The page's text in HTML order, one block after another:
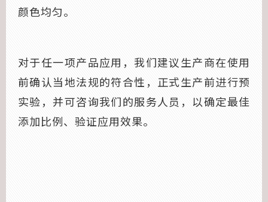
颜色均匀。
对于任一项产品应用，我们建议生产商在使用
前确认当地法规的符合性，正式生产前进行预
实验，并可咨询我们的服务人员，以确定最佳
添加比例、验证应用效果。